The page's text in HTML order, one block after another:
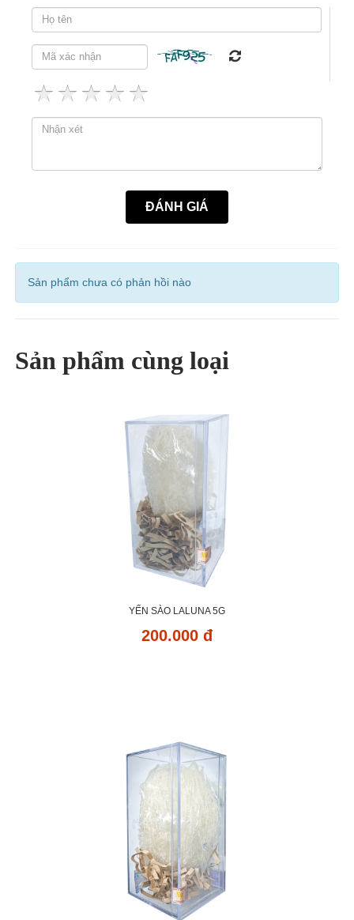
Sản phẩm chưa có phản hồi nào
Sản phẩm cùng loại
YẾN SÀO LALUNA 5G
200.000 đ